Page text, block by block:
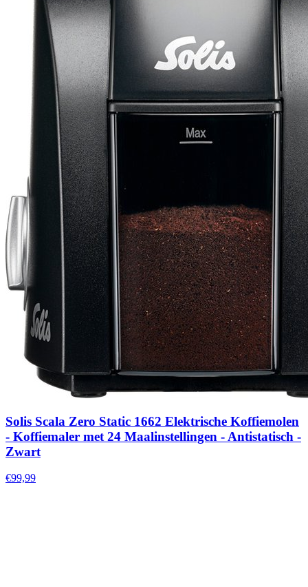
Solis Scala Zero Static 1662 Elektrische Koffiemolen
- Koffiemaler met 24 Maalinstellingen - Antistatisch -
Zwart
€99,99